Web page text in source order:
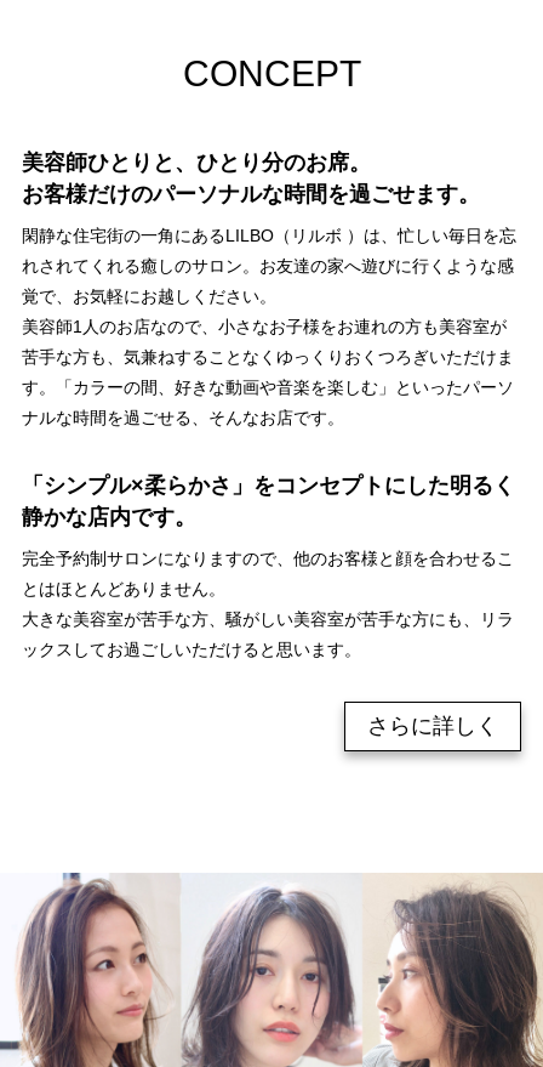
CONCEPT
美容師ひとりと、ひとり分のお席。
お客様だけのパーソナルな時間を過ごせます。
閑静な住宅街の一角にあるLILBO（リルボ ）は、忙しい毎日を忘
れされてくれる癒しのサロン。お友達の家へ遊びに行くような感
覚で、お気軽にお越しください。
美容師1人のお店なので、小さなお子様をお連れの方も美容室が
苦手な方も、気兼ねすることなくゆっくりおくつろぎいただけま
す。「カラーの間、好きな動画や音楽を楽しむ」といったパーソ
ナルな時間を過ごせる、そんなお店です。
「シンプル×柔らかさ」をコンセプトにした明るく
静かな店内です。
完全予約制サロンになりますので、他のお客様と顔を合わせるこ
とはほとんどありません。
大きな美容室が苦手な方、騒がしい美容室が苦手な方にも、リラ
ックスしてお過ごしいただけると思います。
さらに詳しく